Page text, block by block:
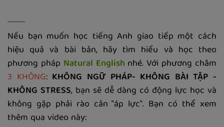
_____
Nếu bạn muốn học tiếng Anh giao tiếp một cách
hiệu quả và bài bản, hãy tìm hiểu và học theo
phương pháp Natural English nhé. Với phương châm
3 KHÔNG: KHÔNG NGỮ PHÁP- KHÔNG BÀI TẬP -
KHÔNG STRESS, bạn sẽ dễ dàng có động lực học và
không gặp phải rào cản "áp lực". Bạn có thể xem
thêm qua video này: